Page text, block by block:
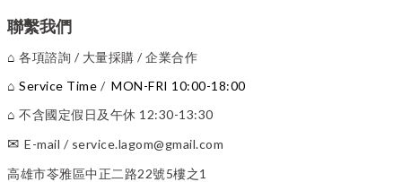
聯繫我們
⌂ 各項諮詢 / 大量採購 / 企業合作
⌂ Service Time / MON-FRI 10:00-18:00
⌂ 不含國定假日及午休 12:30-13:30
✉ E-mail / service.lagom@gmail.com
高雄市苓雅區中正二路22號5樓之1